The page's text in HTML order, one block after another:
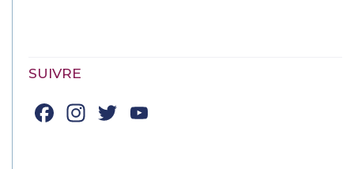
SUIVRE
Facebook
Instagram
Twitter